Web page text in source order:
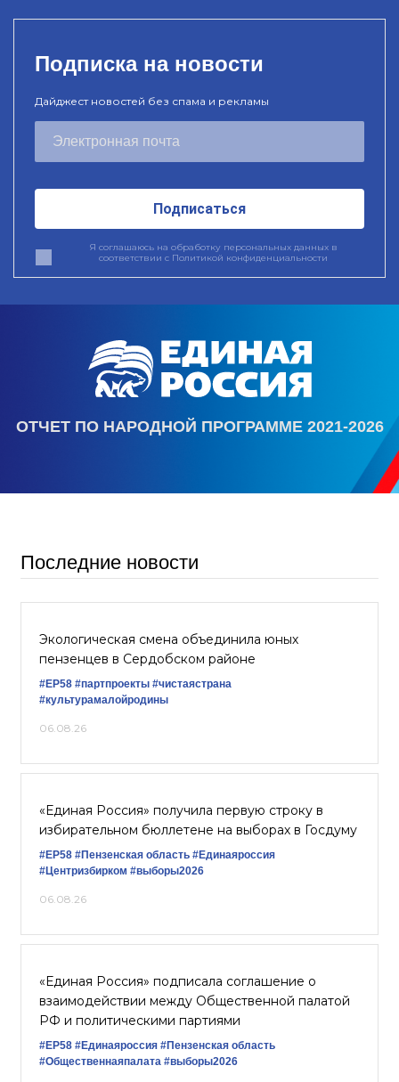
Подписка на новости
Дайджест новостей без спама и рекламы
Подписаться
Я соглашаюсь на обработку персональных данных в
соответствии с Политикой конфиденциальности
ОТЧЕТ ПО НАРОДНОЙ ПРОГРАММЕ 2021-2026
Последние новости
Экологическая смена объединила юных
пензенцев в Сердобском районе
#ЕР58 #партпроекты #чистаястрана
#культурамалойродины
06.08.26
«Единая Россия» получила первую строку в
избирательном бюллетене на выборах в Госдуму
#ЕР58 #Пензенская область #Единаяроссия
#Центризбирком #выборы2026
06.08.26
«Единая Россия» подписала соглашение о
взаимодействии между Общественной палатой
РФ и политическими партиями
#ЕР58 #Единаяроссия #Пензенская область
#Общественнаяпалата #выборы2026